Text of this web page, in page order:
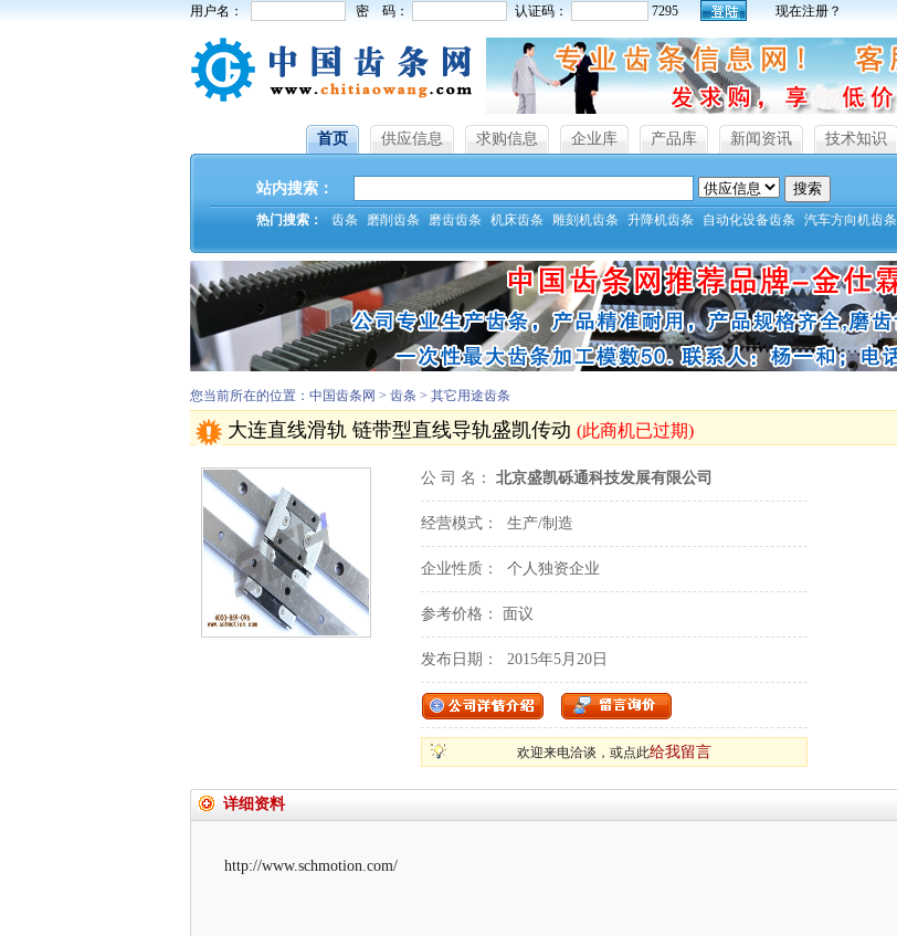
用户名： 密 码： 认证码： 7295 现在注册？
首页 供应信息 求购信息 企业库 产品库 新闻资讯 技术知识
站内搜索：
热门搜索： 齿条 磨削齿条 磨齿齿条 机床齿条 雕刻机齿条 升降机齿条 自动化设备齿条 汽车方向机齿条
您当前所在的位置：中国齿条网 > 齿条 > 其它用途齿条
大连直线滑轨 链带型直线导轨盛凯传动 (此商机已过期)
公 司 名： 北京盛凯砾通科技发展有限公司
经营模式： 生产/制造
企业性质： 个人独资企业
参考价格： 面议
发布日期： 2015年5月20日
欢迎来电洽谈，或点此给我留言
详细资料
http://www.schmotion.com/